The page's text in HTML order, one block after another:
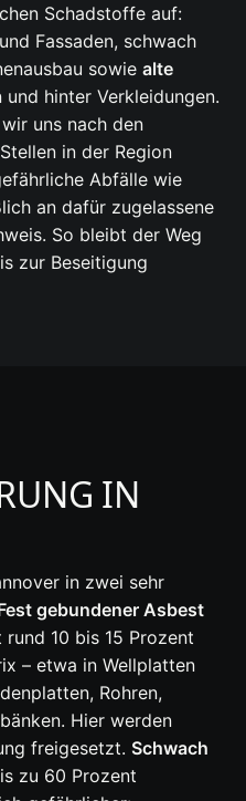
Schadstoffe auf:
Fassaden, schwach
sowie alte
und hinter Verkleidungen.
uns nach den
in der Region
Abfälle wie
an dafür zugelassene
So bleibt der Weg
zur Beseitigung
IN
in zwei sehr
gebundener Asbest
10 bis 15 Prozent
– etwa in Wellplatten
Rohren,
Hier werden
freigesetzt. Schwach
zu 60 Prozent